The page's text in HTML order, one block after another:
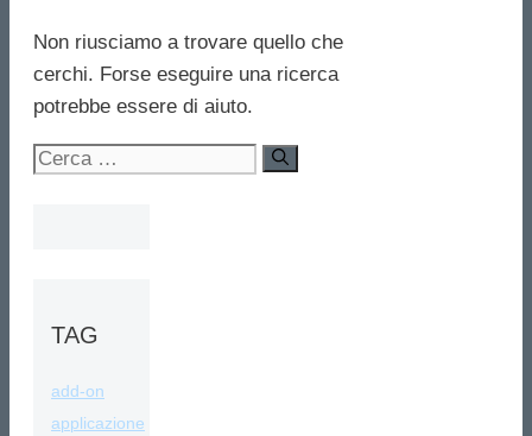
Non riusciamo a trovare quello che
cerchi. Forse eseguire una ricerca
potrebbe essere di aiuto.
Ricerca
TAG
add-on
applicazione